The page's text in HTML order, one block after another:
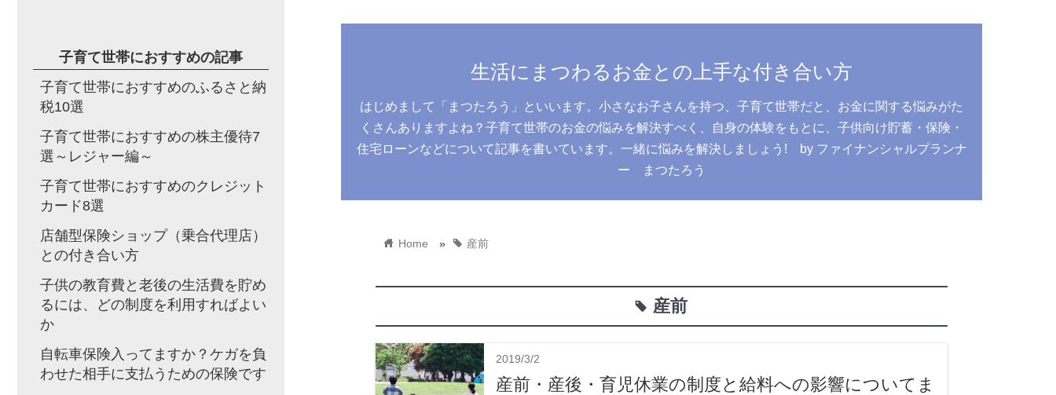
生活にまつわるお金との上手な付き合い方
はじめまして「まつたろう」といいます。小さなお子さんを持つ、子育て世帯だと、お金に関する悩みがた
くさんありますよね？子育て世帯のお金の悩みを解決すべく、自身の体験をもとに、子供向け貯蓄・保険・
住宅ローンなどについて記事を書いています。一緒に悩みを解決しましょう! by ファイナンシャルプランナ
ー まつたろう
home Home » tag 産前
tag 産前
2019/3/2
産前・産後・育児休業の制度と給料への影響についてま
子育て世帯におすすめの記事
子育て世帯におすすめのふるさと納
税10選
子育て世帯におすすめの株主優待7
選～レジャー編～
子育て世帯におすすめのクレジット
カード8選
店舗型保険ショップ（乗合代理店）
との付き合い方
子供の教育費と老後の生活費を貯め
るには、どの制度を利用すればよい
か
自転車保険入ってますか？ケガを負
わせた相手に支払うための保険です